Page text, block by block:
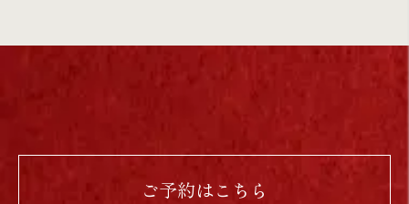
ご予約はこちら